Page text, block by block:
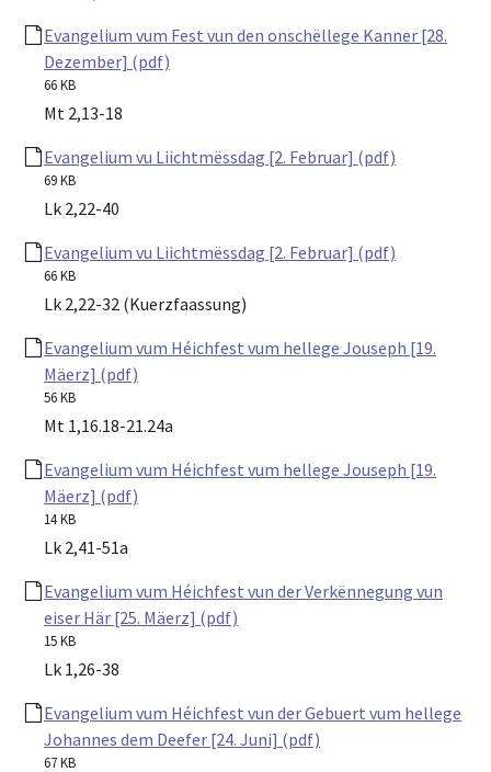
Evangelium vum Fest vun den onschëllege Kanner [28.
Dezember] (pdf)
66 KB
Mt 2,13-18
Evangelium vu Liichtmëssdag [2. Februar] (pdf)
69 KB
Lk 2,22-40
Evangelium vu Liichtmëssdag [2. Februar] (pdf)
66 KB
Lk 2,22-32 (Kuerzfaassung)
Evangelium vum Héichfest vum hellege Jouseph [19.
Mäerz] (pdf)
56 KB
Mt 1,16.18-21.24a
Evangelium vum Héichfest vum hellege Jouseph [19.
Mäerz] (pdf)
14 KB
Lk 2,41-51a
Evangelium vum Héichfest vun der Verkënnegung vun
eiser Här [25. Mäerz] (pdf)
15 KB
Lk 1,26-38
Evangelium vum Héichfest vun der Gebuert vum hellege
Johannes dem Deefer [24. Juni] (pdf)
67 KB